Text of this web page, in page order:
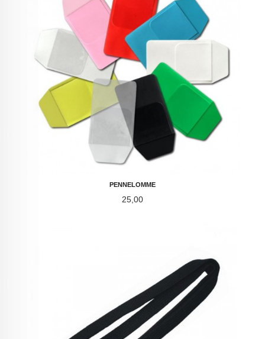
PENNELOMME
Pris
25,00